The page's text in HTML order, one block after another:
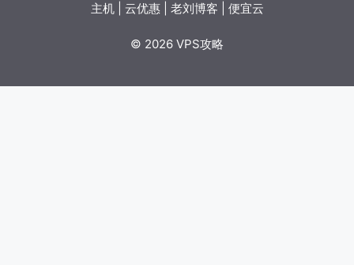
主机| 云优惠| 老刘博客 便宜云
© 2026 VPS攻略